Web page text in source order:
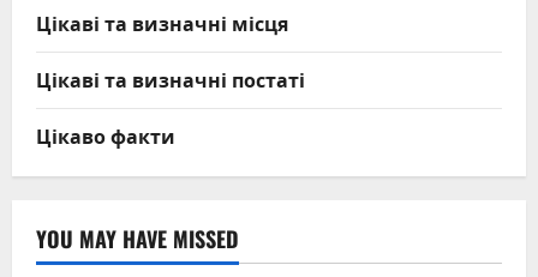
Цікаві та визначні місця
Цікаві та визначні постаті
Цікаво факти
YOU MAY HAVE MISSED